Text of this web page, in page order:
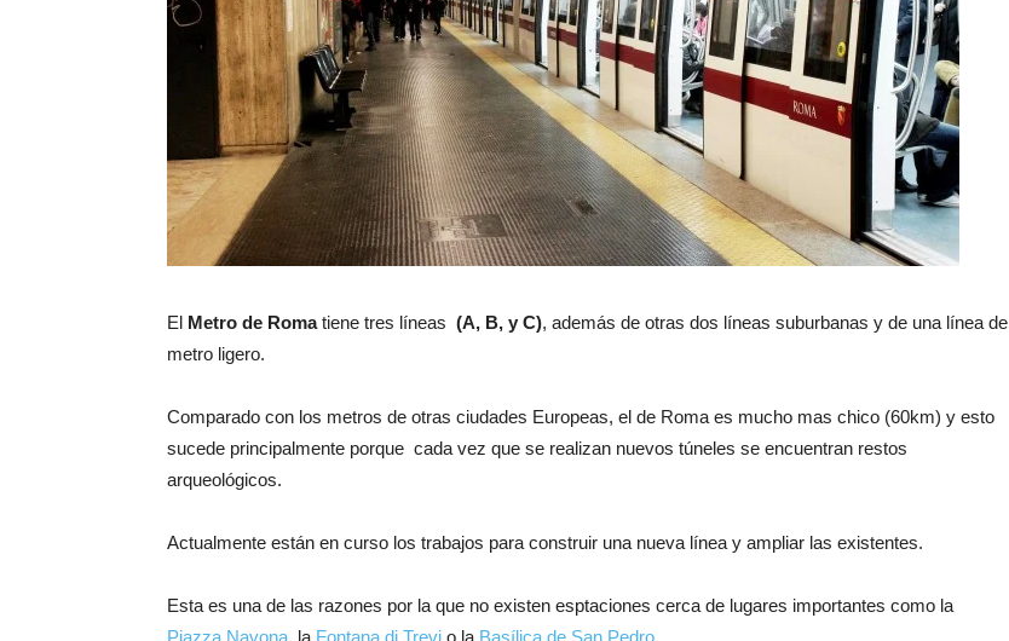
El Metro de Romatiene tres líneas (A, B, y C), además de otras dos líneas suburbanas y de una línea de
metro ligero.
Comparado con los metros de otras ciudades Europeas, el de Roma es mucho mas chico (60km) y esto
sucede principalmente porque cada vez que se realizan nuevos túneles se encuentran restos
arqueológicos.
Actualmente están en curso los trabajos para construir una nueva línea y ampliar las existentes.
Esta es una de las razones por la que no existen esptaciones cerca de lugares importantes como la
Piazza Navona, la Fontana di Trevi o la Basílica de San Pedro.